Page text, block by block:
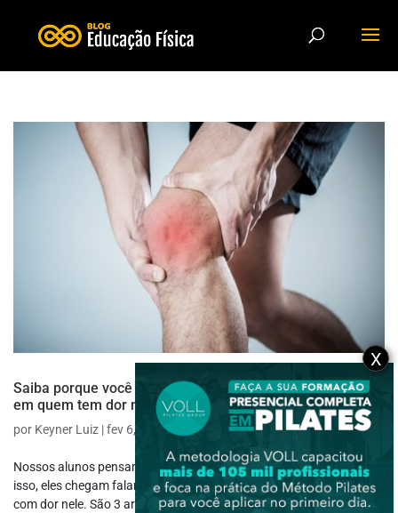
Saiba porque você deve usar exercícios para tornozelo
em quem tem dor no joelho
por Keyner Luiz |fev 6, 2020| Reabilitação
Nossos alunos pensam que o tornozelo é só uma articulação. Por
isso, eles chegam falando que torceram o tornozelo ou que estão
com dor nele. São 3 articulações que formam essa parte do
X